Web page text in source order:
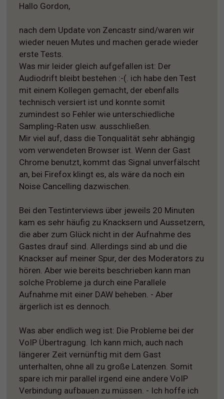
Hallo Gordon,
nach dem Update von Zencastr sind/waren wir
wieder neuen Mutes und machen gerade wieder
erste Tests.
Was mir leider gleich aufgefallen ist: Der
Audiodrift bleibt bestehen :-(. ich habe den Test
mit einem Kollegen gemacht, der ebenfalls
technisch versiert ist und konnte somit
zumindest so Fehler wie unterschiedliche
Sampling-Raten usw. ausschließen.
Mir viel auf, dass die Tonqualität sehr abhängig
vom verwendeten Browser ist. Wenn der Gast
Chrome benutzt, kommt das Signal unverfälscht
an, bei Firefox klingt es, als wäre da noch ein
Noise Cancelling dazwischen.
Bei den Testinterviews über jeweils 20 Minuten
kam es sehr häufig zu Knacksern und Aussetzern,
die aber zum Glück nicht in der Aufnahme des
Gastes drauf sind. Allerdings sind ab und die
Knackser auf meiner Spur, der des Moderators zu
hören. Aber wie bereits beschrieben kann man
solche Probleme ja durch eine Parallele
Aufnahme mit einer DAW beheben. - Aber
ärgerlich ist es dennoch.
Was aber endlich weg ist: Die Probleme bei der
VoIP Übertragung. Ich kann mich, auch nach
längerer Zeit vernünftig mit dem Gast
unterhalten, ohne all zu große Latenzen. Somit
spare ich mir parallel irgend eine andere VoIP
Verbindung aufbauen zu müssen. - Ich hoffe ich